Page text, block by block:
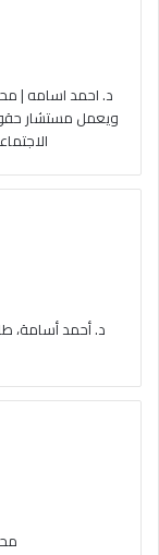
د. احمد اسامه |
ويعمل مستشار
د. أحمد أسامة،